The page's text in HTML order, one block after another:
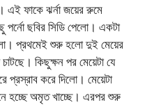
এই ফাকে ঝর্না জয়ের রুমে
ছবির সিডি পেলো। একটা
প্রথমেই শুরু হলো দুই মেয়ের
কিছুক্ষন পর মেয়েটা যে
প্রস্রাব করে দিলো। মেয়েটা
হচ্ছে অমৃত খাচ্ছে। এরপর শুরু